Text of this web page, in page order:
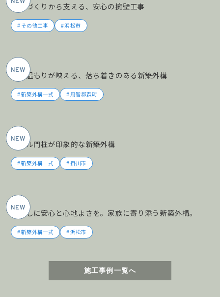
土地づくりから支える、安心の擁壁工事
その他工事 浜松市
木の温もりが映える、落ち着きのある新築外構
新築外構一式 周智郡森町
タイル門柱が印象的な新築外構
新築外構一式 掛川市
暮らしに安心と心地よさを。家族に寄り添う新築外構。
新築外構一式 浜松市
施工事例一覧へ